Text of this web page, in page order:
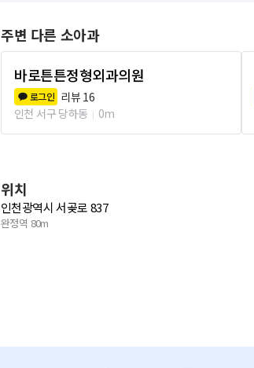
주변 다른 소아과
바로튼튼정형외과의원
로그인 리뷰 16
인천 서구 당하동
0m
위치
인천광역시 서곶로 837
완정역 80m